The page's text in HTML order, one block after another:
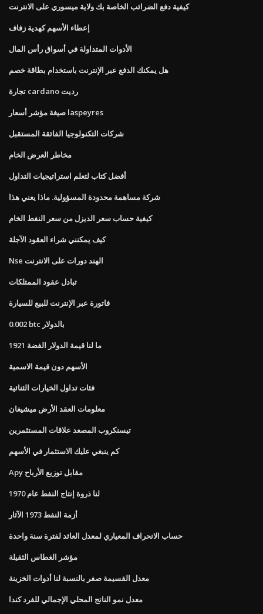
كيفية دفع الضرائب الخاصة بك ولاية ميسوري على الانترنت
إعطاء الأسهم كهدية زفاف
الأدوات المتداولة في أسواق رأس المال
هل يمكنك الدفع عبر الإنترنت باستخدام بطاقة خصم
تجارة cardano رديت
صيغة مؤشر أسعار laspeyres
شركات التكنولوجيا الفائقة المستقبل
مخاطر العرض الخام
أفضل كتاب لتعلم استراتيجيات التداول
شركة مساهمة محدودة المسؤولية. ماذا يعني هذا
كيفية حساب سعر الديزل من سعر النفط الخام
كيف يمكنني شراء العقود الآجلة
Nse الهند دورات على الانترنت
تبادل عقود الممتلكات
فاتورة عبر الإنترنت للبيع للسيارة
0.002 btc بالدولار
ما لنا قيمة الدولار الفضة 1921
الأسهم دون قيمة الاسمية
فئات تداول الخيارات الثنائية
معلومات العقد الأرض ميشيغان
تيسنكروب المصعد علاقات المستثمرين
كم ينبغي عليك الاستثمار في الأسهم
Apy مقابل توزيع الأرباح
لنا ذروة إنتاج النفط عام 1970
أزمة النفط 1973 الآثار
حساب الانحراف المعياري لمعدل العائد لفترة سنة واحدة
مؤشر الغطاس الثقيلة
معدل القسيمة صفر بالنسبة لنا أدوات الخزينة
معدل نمو الناتج المحلي الإجمالي للفرد كندا